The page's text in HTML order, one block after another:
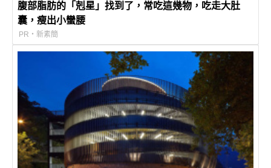
腹部脂肪的「剋星」找到了，常吃這幾物，吃走大肚
囊，瘦出小蠻腰
PR・新素簡